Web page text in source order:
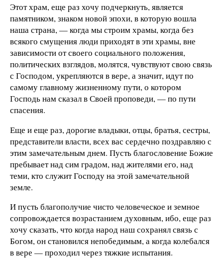
Этот храм, еще раз хочу подчеркнуть, является
памятником, знаком новой эпохи, в которую вошла
наша страна, — когда мы строим храмы, когда без
всякого смущения люди приходят в эти храмы, вне
зависимости от своего социального положения,
политических взглядов, молятся, чувствуют свою связь
с Господом, укрепляются в вере, а значит, идут по
самому главному жизненному пути, о котором
Господь нам сказал в Своей проповеди, — по пути
спасения.
Еще и еще раз, дорогие владыки, отцы, братья, сестры,
представители власти, всех вас сердечно поздравляю с
этим замечательным днем. Пусть благословение Божие
пребывает над сим градом, над жителями его, над
теми, кто служит Господу на этой замечательной
земле.
И пусть благополучие чисто человеческое и земное
сопровождается возрастанием духовным, ибо, еще раз
хочу сказать, что когда народ наш сохранял связь с
Богом, он становился непобедимым, а когда колебался
в вере — проходил через тяжкие испытания.